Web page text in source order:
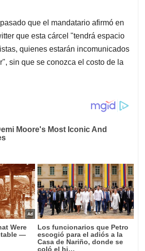
que el mandatario afirmó en
que esta cárcel "tendrá espacio
quienes estarán incomunicados
sin que se conozca el costo de la